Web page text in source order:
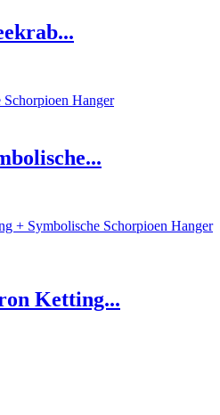
Ketting...